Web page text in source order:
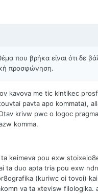
που βρήκα είναι ότι δε
προσφώνηση.
kavova me tic klntikec
pavta apo kommata),
krivw pwc o logoc
komma.
keimeva pou exw
ta duo apta tria pou exw
(kuriwc oi tovoi)
va ta xtevisw filologika.